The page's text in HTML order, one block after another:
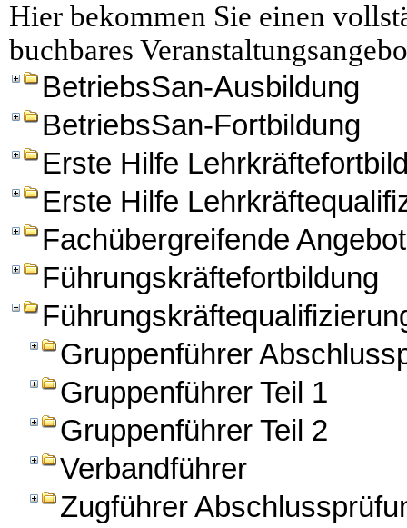
Hier bekommen Sie einen
buchbares
BetriebsSan-Ausbildung
BetriebsSan-Fortbildung
Erste Hilfe
Erste Hilfe
Fachübergreifende
Führungskräftefortbildung
Gruppenführer
Gruppenführer Teil 1
Gruppenführer Teil 2
Verbandführer
Zugführer